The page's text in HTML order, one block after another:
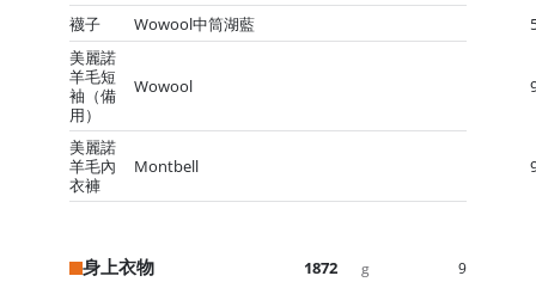
襪子
Wowool中筒湖藍
美麗諾
羊毛短
袖（備
用）
Wowool
美麗諾
羊毛內
衣褲
Montbell
身上衣物 1872 g 9